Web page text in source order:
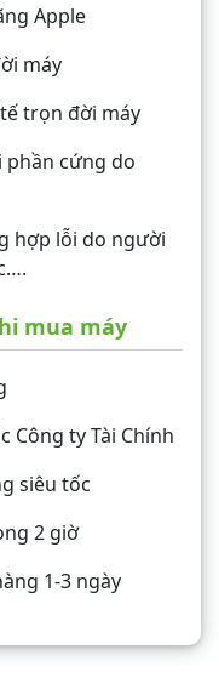
Apple
máy
trọn đời máy
cứng do
hợp lỗi do người
mua máy
Công ty Tài Chính
siêu tốc
2 giờ
1-3 ngày